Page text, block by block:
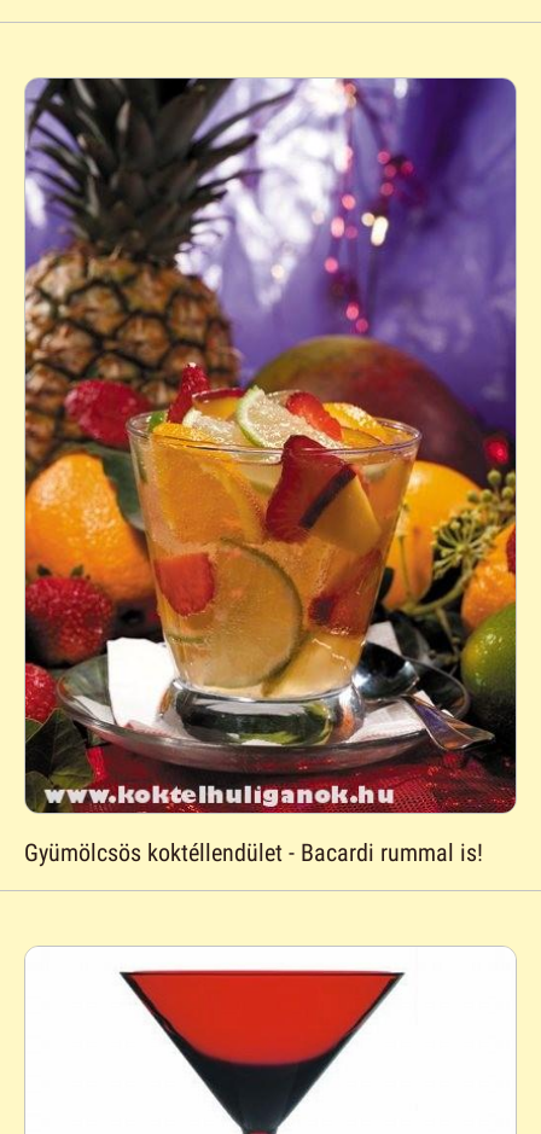
Gyümölcsös koktéllendület - Bacardi rummal is!